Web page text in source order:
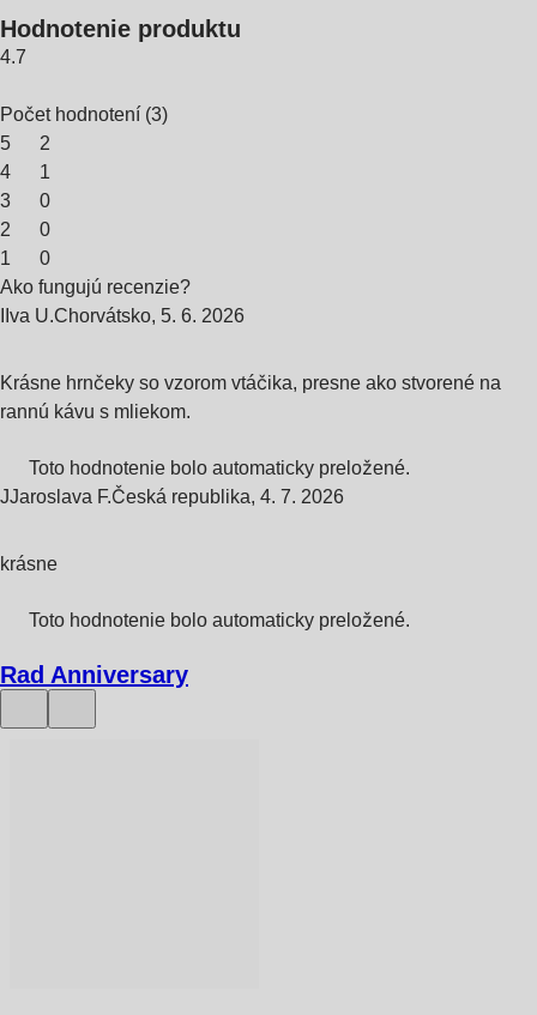
Hodnotenie produktu
4.7
Počet hodnotení (3)
5
2
4
1
3
0
2
0
1
0
Ako fungujú recenzie?
Iva U.Chorvátsko, 5. 6. 2026
Krásne hrnčeky so vzorom vtáčika, presne ako stvorené na
rannú kávu s mliekom.
Toto hodnotenie bolo automaticky preložené.
JJaroslava F.Česká republika, 4. 7. 2026
krásne
Toto hodnotenie bolo automaticky preložené.
Rad Anniversary